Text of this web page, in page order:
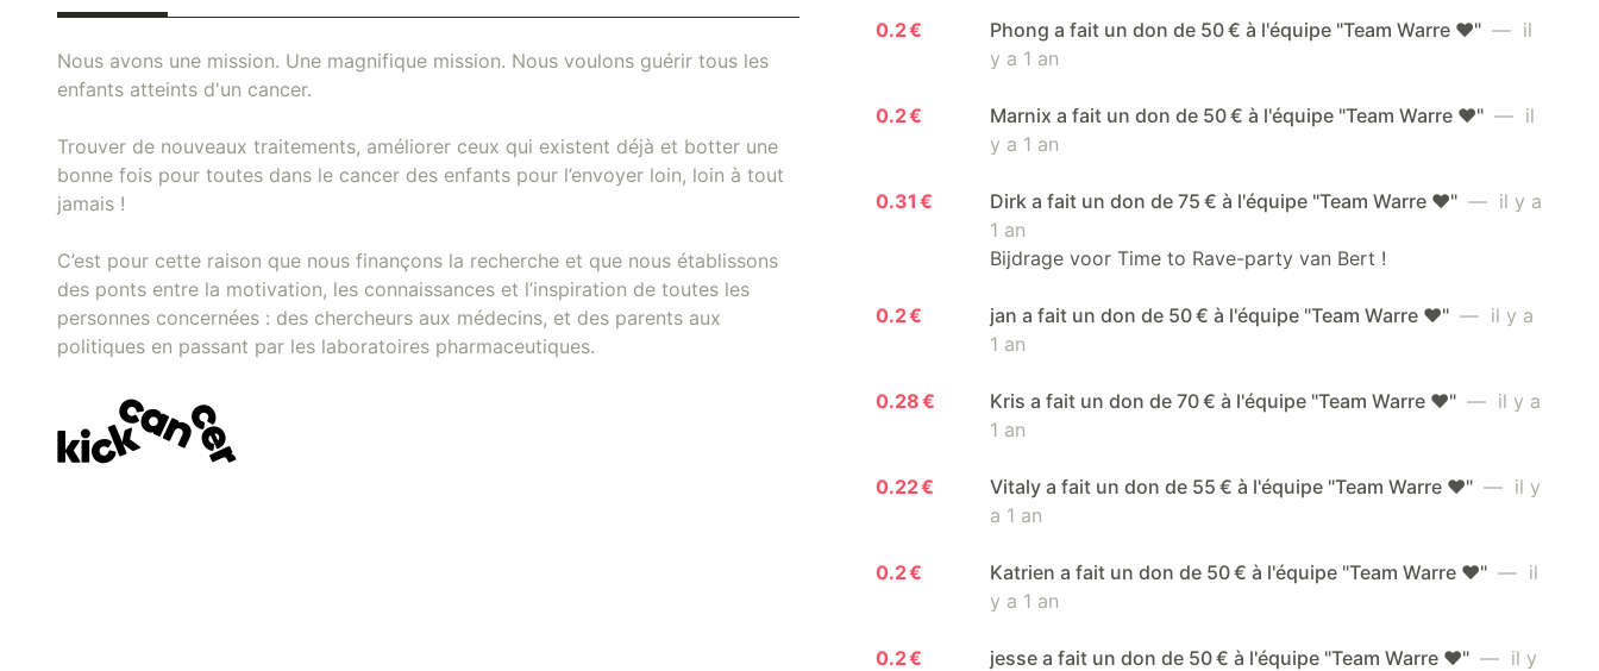
Nous avons une mission. Une magnifique mission. Nous voulons guérir tous les
enfants atteints d'un cancer.
Trouver de nouveaux traitements, améliorer ceux qui existent déjà et botter une
bonne fois pour toutes dans le cancer des enfants pour l’envoyer loin, loin à tout
jamais !
C’est pour cette raison que nous finançons la recherche et que nous établissons
des ponts entre la motivation, les connaissances et l’inspiration de toutes les
personnes concernées : des chercheurs aux médecins, et des parents aux
politiques en passant par les laboratoires pharmaceutiques.
0.2 € Phong a fait un don de 50 € à l'équipe "Team Warre ❤️" — il
y a 1 an
0.2 € Marnix a fait un don de 50 € à l'équipe "Team Warre ❤️" — il
y a 1 an
0.31 € Dirk a fait un don de 75 € à l'équipe "Team Warre ❤️" — il y a
1 an
Bijdrage voor Time to Rave-party van Bert !
0.2 € jan a fait un don de 50 € à l'équipe "Team Warre ❤️" — il y a
1 an
0.28 € Kris a fait un don de 70 € à l'équipe "Team Warre ❤️" — il y a
1 an
0.22 € Vitaly a fait un don de 55 € à l'équipe "Team Warre ❤️" — il y
a 1 an
0.2 € Katrien a fait un don de 50 € à l'équipe "Team Warre ❤️" — il
y a 1 an
0.2 € jesse a fait un don de 50 € à l'équipe "Team Warre ❤️" — il y